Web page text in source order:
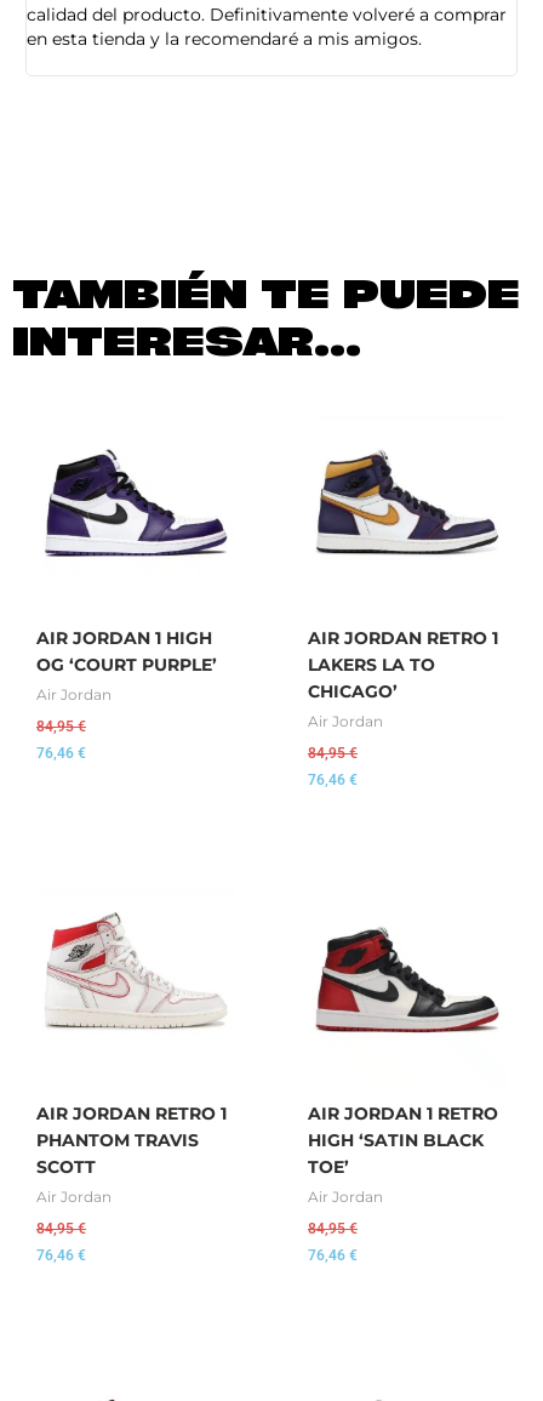
calidad del producto. Definitivamente volveré a comprar
en esta tienda y la recomendaré a mis amigos.
TAMBIÉN TE PUEDE
INTERESAR...
AIR JORDAN 1 HIGH
OG ‘COURT PURPLE’
Air Jordan
84,95€
76,46 €
AIR JORDAN RETRO 1
LAKERS LA TO
CHICAGO’
Air Jordan
84,95€
76,46 €
AIR JORDAN RETRO 1
PHANTOM TRAVIS
SCOTT
Air Jordan
84,95€
76,46 €
AIR JORDAN 1 RETRO
HIGH ‘SATIN BLACK
TOE’
Air Jordan
84,95€
76,46 €